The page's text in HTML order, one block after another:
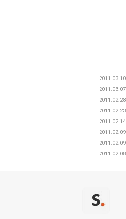
2011.03.10
2011.03.07
2011.02.28
2011.02.23
2011.02.14
2011.02.09
2011.02.09
2011.02.08